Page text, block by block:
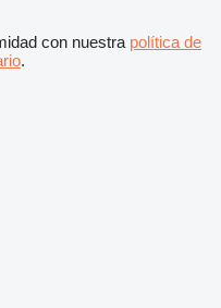
con nuestra política de
.